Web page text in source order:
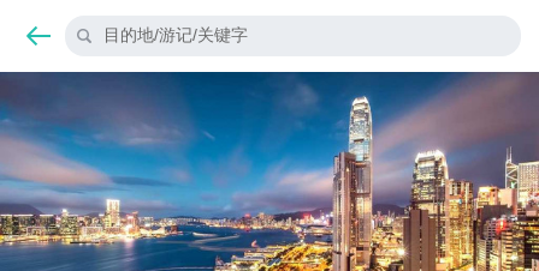
目的地/游记/关键字